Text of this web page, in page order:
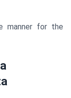
manner for the